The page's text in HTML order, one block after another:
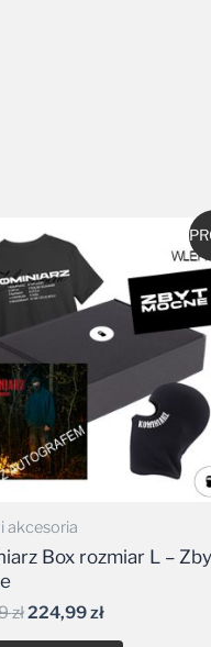
akcesoria
Box rozmiar L –
zł
cena
wynosiła:
299,99 zł.
224,99zł
224,99 zł.